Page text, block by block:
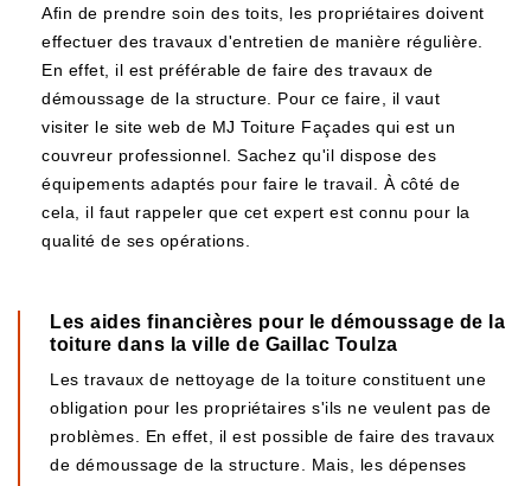
Afin de prendre soin des toits, les propriétaires doivent
effectuer des travaux d'entretien de manière régulière.
En effet, il est préférable de faire des travaux de
démoussage de la structure. Pour ce faire, il vaut
visiter le site web de MJ Toiture Façades qui est un
couvreur professionnel. Sachez qu'il dispose des
équipements adaptés pour faire le travail. À côté de
cela, il faut rappeler que cet expert est connu pour la
qualité de ses opérations.
Les aides financières pour le démoussage de la
toiture dans la ville de Gaillac Toulza
Les travaux de nettoyage de la toiture constituent une
obligation pour les propriétaires s'ils ne veulent pas de
problèmes. En effet, il est possible de faire des travaux
de démoussage de la structure. Mais, les dépenses